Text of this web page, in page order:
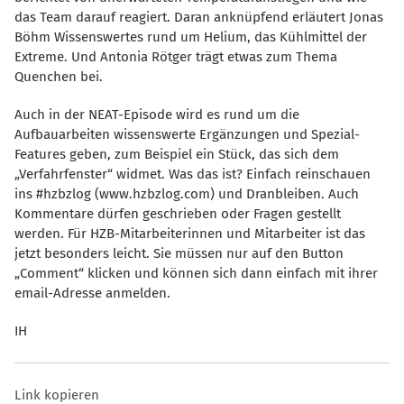
das Team darauf reagiert. Daran anknüpfend erläutert Jonas
Böhm Wissenswertes rund um Helium, das Kühlmittel der
Extreme. Und Antonia Rötger trägt etwas zum Thema
Quenchen bei.
Auch in der NEAT-Episode wird es rund um die
Aufbauarbeiten wissenswerte Ergänzungen und Spezial-
Features geben, zum Beispiel ein Stück, das sich dem
Verfahrfenster“ widmet. Was das ist? Einfach reinschauen
ins #hzbzlog (www.hzbzlog.com) und Dranbleiben. Auch
Kommentare dürfen geschrieben oder Fragen gestellt
werden. Für HZB-Mitarbeiterinnen und Mitarbeiter ist das
jetzt besonders leicht. Sie müssen nur auf den Button
Comment“ klicken und können sich dann einfach mit ihrer
email-Adresse anmelden.
IH
Link kopieren